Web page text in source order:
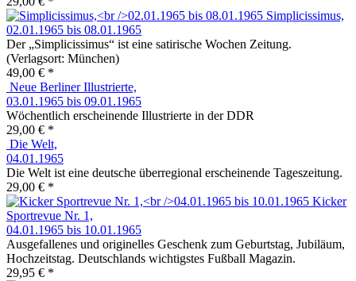
Simplicissimus,
02.01.1965 bis 08.01.1965
Der „Simplicissimus“ ist eine satirische Wochen Zeitung.
(Verlagsort: München)
49,00 € *
Neue Berliner Illustrierte,
03.01.1965 bis 09.01.1965
Wöchentlich erscheinende Illustrierte in der DDR
29,00 € *
Die Welt,
04.01.1965
Die Welt ist eine deutsche überregional erscheinende Tageszeitung.
29,00 € *
Kicker
Sportrevue Nr. 1,
04.01.1965 bis 10.01.1965
Ausgefallenes und originelles Geschenk zum Geburtstag, Jubiläum,
Hochzeitstag. Deutschlands wichtigstes Fußball Magazin.
29,95 € *